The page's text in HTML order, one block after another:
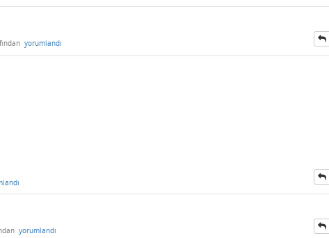
yorumlandı
yorumlandı